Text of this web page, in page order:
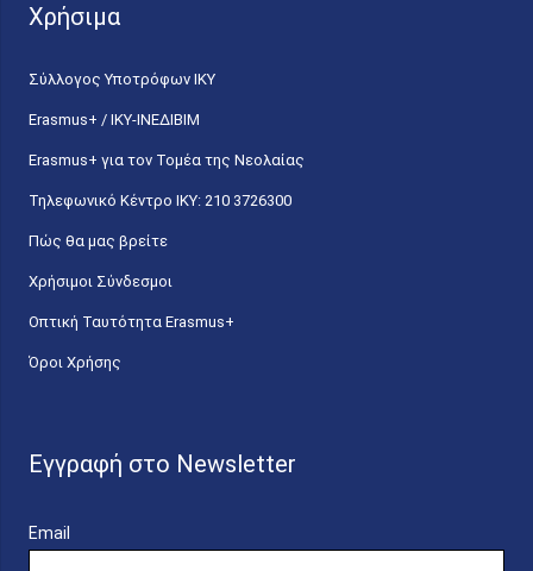
Χρήσιμα
Σύλλογος Υποτρόφων ΙΚΥ
Erasmus+ / ΙΚΥ-ΙΝΕΔΙΒΙΜ
Erasmus+ για τον Τομέα της Νεολαίας
Τηλεφωνικό Κέντρο IKY: 210 3726300
Πώς θα μας βρείτε
Χρήσιμοι Σύνδεσμοι
Οπτική Ταυτότητα Erasmus+
Όροι Χρήσης
Εγγραφή στο Newsletter
Email